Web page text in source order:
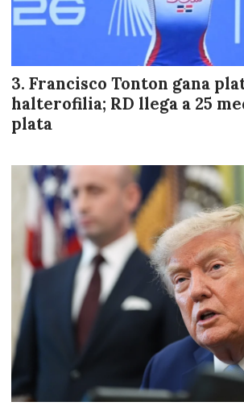
Francisco Tonton gana
halterofilia; RD llega a 25
plata